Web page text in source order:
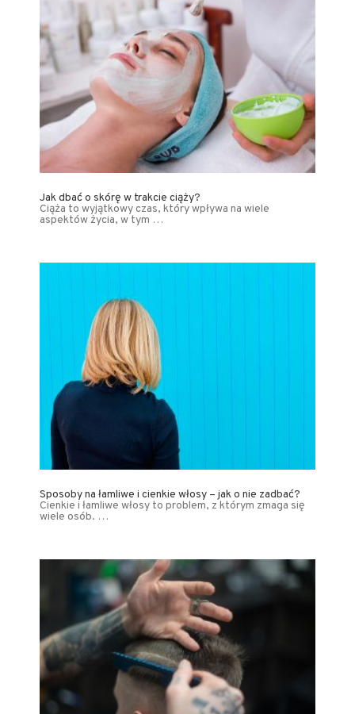
Jak dbać o skórę w trakcie ciąży?
Ciąża to wyjątkowy czas, który wpływa na wiele
aspektów życia, w tym …
Sposoby na łamliwe i cienkie włosy – jak o nie zadbać?
Cienkie i łamliwe włosy to problem, z którym zmaga się
wiele osób. …